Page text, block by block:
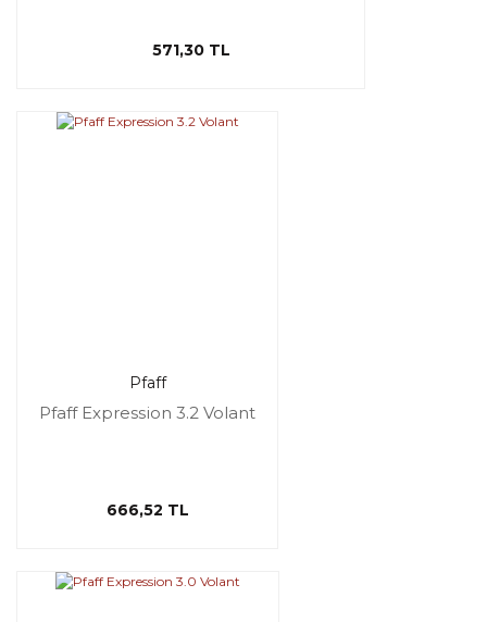
571,30 TL
Pfaff
Pfaff Expression 3.2 Volant
666,52 TL